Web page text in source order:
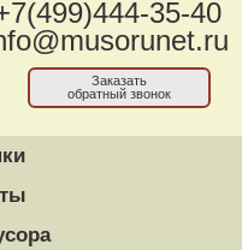
35-40
Заказать
обратный звонок